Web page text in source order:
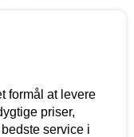
formål at levere
priser,
service i